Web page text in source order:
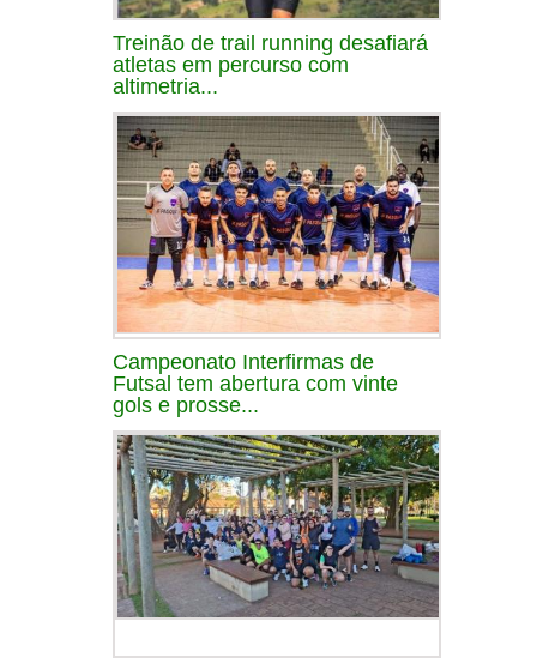
Treinão de trail running desafiará
atletas em percurso com
altimetria...
Campeonato Interfirmas de
Futsal tem abertura com vinte
gols e prosse...